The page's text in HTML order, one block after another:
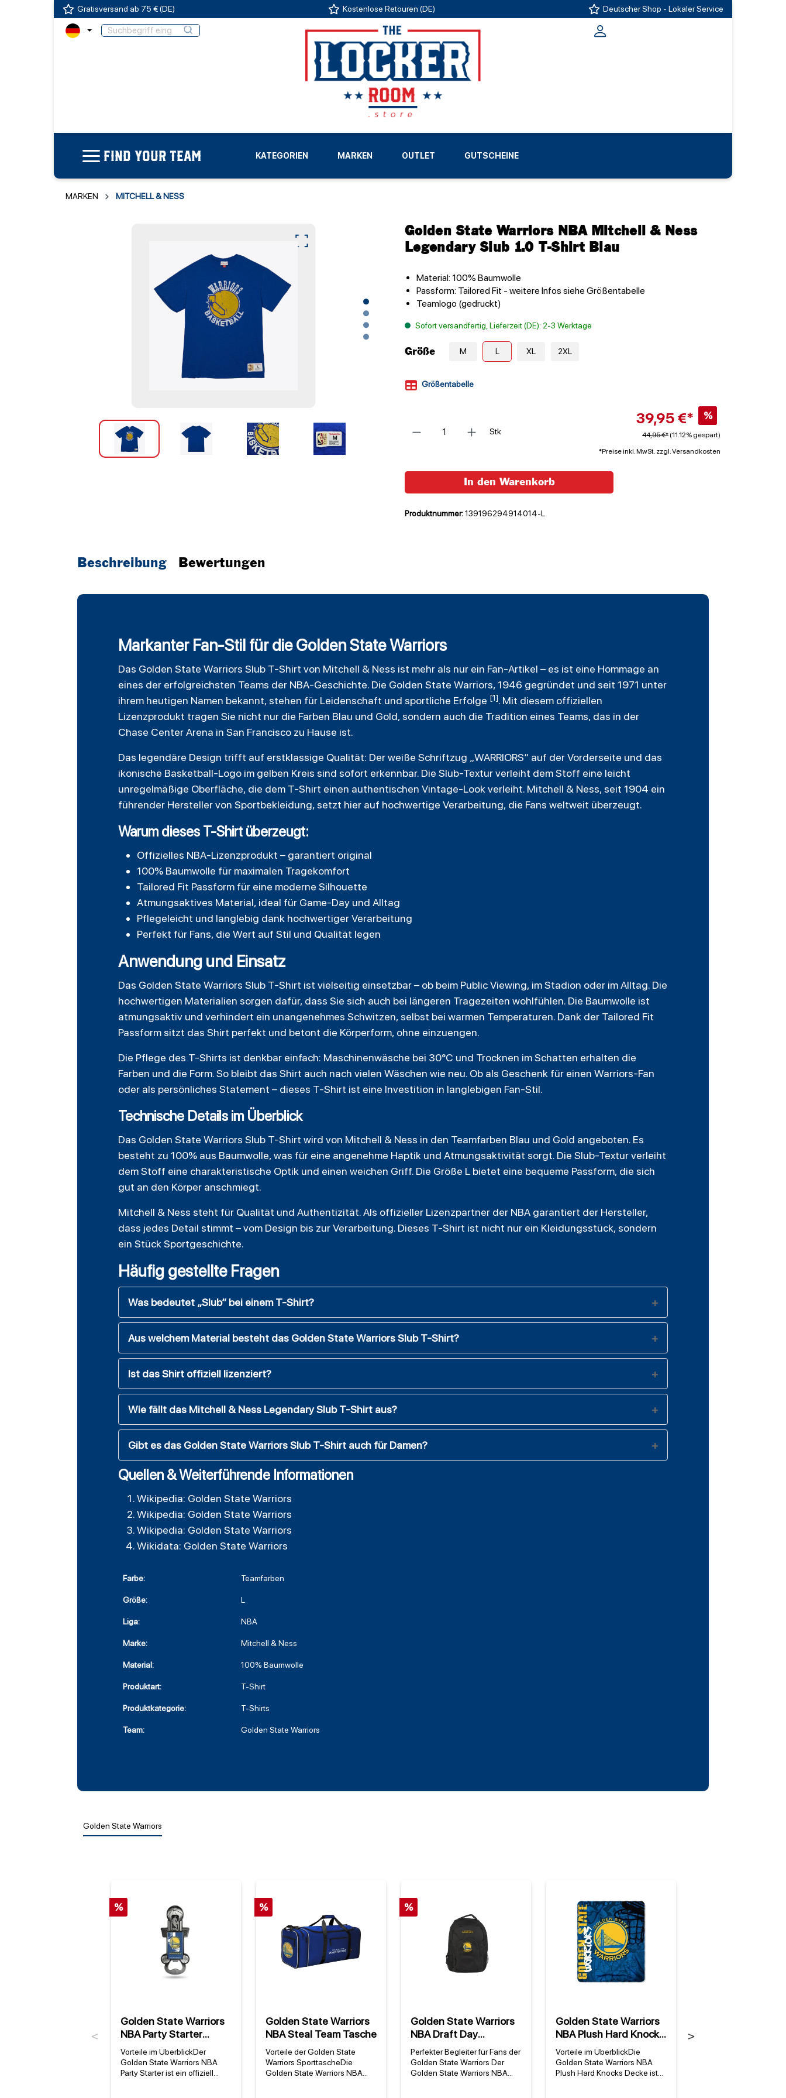
Gratisversand ab 75 € (DE) Kostenlose Retouren (DE) Deutscher Shop - Lokaler Service
FIND YOUR TEAM KATEGORIEN MARKEN
LIGEN
OUTLET GUTSCHEINE
MARKEN MITCHELL & NESS
Golden State Warriors NBA Mitchell & Ness
Legendary Slub 1.0 T-Shirt Blau
Material: 100% Baumwolle
Passform: Tailored Fit - weitere Infos siehe Größentabelle
Teamlogo (gedruckt)
Sofort versandfertig, Lieferzeit (DE): 2-3 Werktage
Größe M L XL 2XL
Größentabelle
Stk
39,95 €* %
44,95 €* (11.12% gespart)
*Preise inkl. MwSt. zzgl. Versandkosten
In den Warenkorb
Produktnummer:139196294914014-L
Beschreibung Bewertungen
Markanter Fan-Stil für die Golden State Warriors
Das Golden State Warriors Slub T-Shirt von Mitchell & Ness ist mehr als nur ein Fan-Artikel – es ist eine Hommage an
eines der erfolgreichsten Teams der NBA-Geschichte. Die Golden State Warriors, 1946 gegründet und seit 1971 unter
ihrem heutigen Namen bekannt, stehen für Leidenschaft und sportliche Erfolge [1]. Mit diesem offiziellen
Lizenzprodukt tragen Sie nicht nur die Farben Blau und Gold, sondern auch die Tradition eines Teams, das in der
Chase Center Arena in San Francisco zu Hause ist.
Das legendäre Design trifft auf erstklassige Qualität: Der weiße Schriftzug „WARRIORS“ auf der Vorderseite und das
ikonische Basketball-Logo im gelben Kreis sind sofort erkennbar. Die Slub-Textur verleiht dem Stoff eine leicht
unregelmäßige Oberfläche, die dem T-Shirt einen authentischen Vintage-Look verleiht. Mitchell & Ness, seit 1904 ein
führender Hersteller von Sportbekleidung, setzt hier auf hochwertige Verarbeitung, die Fans weltweit überzeugt.
Warum dieses T-Shirt überzeugt:
Offizielles NBA-Lizenzprodukt – garantiert original
100% Baumwolle für maximalen Tragekomfort
Tailored Fit Passform für eine moderne Silhouette
Atmungsaktives Material, ideal für Game-Day und Alltag
Pflegeleicht und langlebig dank hochwertiger Verarbeitung
Perfekt für Fans, die Wert auf Stil und Qualität legen
Anwendung und Einsatz
Das Golden State Warriors Slub T-Shirt ist vielseitig einsetzbar – ob beim Public Viewing, im Stadion oder im Alltag. Die
hochwertigen Materialien sorgen dafür, dass Sie sich auch bei längeren Tragezeiten wohlfühlen. Die Baumwolle ist
atmungsaktiv und verhindert ein unangenehmes Schwitzen, selbst bei warmen Temperaturen. Dank der Tailored Fit
Passform sitzt das Shirt perfekt und betont die Körperform, ohne einzuengen.
Die Pflege des T-Shirts ist denkbar einfach: Maschinenwäsche bei 30°C und Trocknen im Schatten erhalten die
Farben und die Form. So bleibt das Shirt auch nach vielen Wäschen wie neu. Ob als Geschenk für einen Warriors-Fan
oder als persönliches Statement – dieses T-Shirt ist eine Investition in langlebigen Fan-Stil.
Technische Details im Überblick
Das Golden State Warriors Slub T-Shirt wird von Mitchell & Ness in den Teamfarben Blau und Gold angeboten. Es
besteht zu 100% aus Baumwolle, was für eine angenehme Haptik und Atmungsaktivität sorgt. Die Slub-Textur verleiht
dem Stoff eine charakteristische Optik und einen weichen Griff. Die Größe L bietet eine bequeme Passform, die sich
gut an den Körper anschmiegt.
Mitchell & Ness steht für Qualität und Authentizität. Als offizieller Lizenzpartner der NBA garantiert der Hersteller,
dass jedes Detail stimmt – vom Design bis zur Verarbeitung. Dieses T-Shirt ist nicht nur ein Kleidungsstück, sondern
ein Stück Sportgeschichte.
Häufig gestellte Fragen
Was bedeutet „Slub“ bei einem T-Shirt?
Aus welchem Material besteht das Golden State Warriors Slub T-Shirt?
Ist das Shirt offiziell lizenziert?
Wie fällt das Mitchell & Ness Legendary Slub T-Shirt aus?
Gibt es das Golden State Warriors Slub T-Shirt auch für Damen?
Quellen & Weiterführende Informationen
Wikipedia: Golden State Warriors
Wikipedia: Golden State Warriors
Wikipedia: Golden State Warriors
Wikidata: Golden State Warriors
Farbe: Teamfarben
Größe: L
Liga: NBA
Marke: Mitchell & Ness
Material: 100% Baumwolle
Produktart: T-Shirt
Produktkategorie: T-Shirts
Team: Golden State Warriors
Golden State Warriors
Previous
%
Golden State Warriors
NBA Party Starter
(magnetischer
Metallflaschenöffner)
Vorteile im ÜberblickDer
Golden State Warriors NBA
Party Starter ist ein offiziell
%
Golden State Warriors
NBA Steal Team Tasche
Vorteile der Golden State
Warriors SporttascheDie
Golden State Warriors NBA
%
Golden State Warriors
NBA Draft Day
Rucksack
Perfekter Begleiter für Fans der
Golden State Warriors Der
Golden State Warriors NBA
Golden State Warriors
NBA Plush Hard Knocks
Decke
Vorteile im ÜberblickDie
Golden State Warriors NBA
Plush Hard Knocks Decke ist
Next